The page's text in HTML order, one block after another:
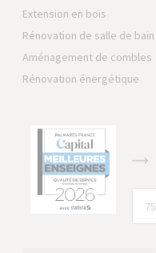
Extension en bois
Rénovation de salle de bain
Aménagement de combles
Rénovation énergétique